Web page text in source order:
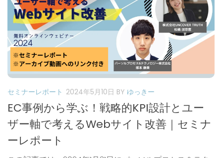
セミナーレポート 2024年5月10日 BY ゆっきー
EC事例から学ぶ！戦略的KPI設計とユー
ザー軸で考えるWebサイト改善｜セミナ
ーレポート